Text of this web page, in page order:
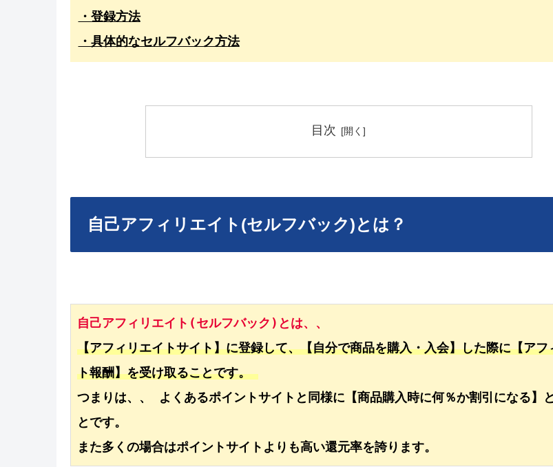
・登録方法
・具体的なセルフバック方法
目次
自己アフィリエイト(セルフバック)とは？
自己アフィリエイト(セルフバック) とは、、
【アフィリエイトサイト】に登録して、【自分で商品を購入・入会】した際に【アフ
ト報酬】を受け取ることです。
つまりは、、 よくあるポイントサイトと同様に【商品購入時に何％か割引になる】
とです。
また多くの場合はポイントサイトよりも高い還元率を誇ります。